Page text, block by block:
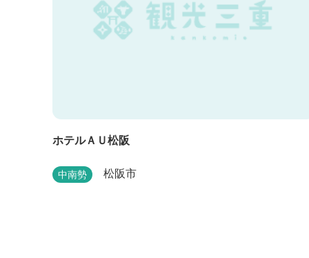
ホテルＡＵ松阪
中南勢 松阪市